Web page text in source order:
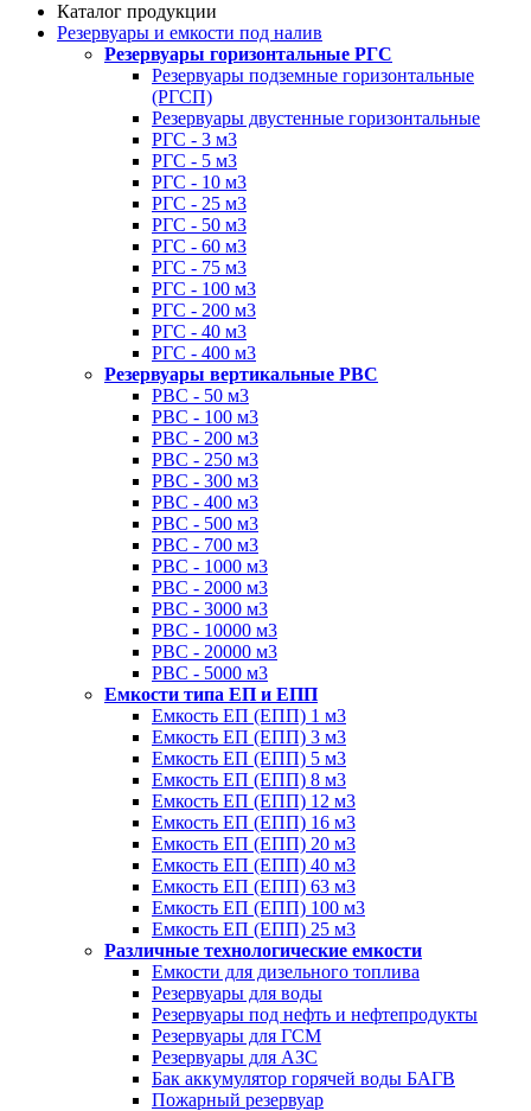
Каталог продукции
Резервуары и емкости под налив
Резервуары горизонтальные РГС
Резервуары подземные горизонтальные
(РГСП)
Резервуары двустенные горизонтальные
РГС - 3 м3
РГС - 5 м3
РГС - 10 м3
РГС - 25 м3
РГС - 50 м3
РГС - 60 м3
РГС - 75 м3
РГС - 100 м3
РГС - 200 м3
РГС - 40 м3
РГС - 400 м3
Резервуары вертикальные РВС
РВС - 50 м3
РВС - 100 м3
РВС - 200 м3
РВС - 250 м3
РВС - 300 м3
РВС - 400 м3
РВС - 500 м3
РВС - 700 м3
РВС - 1000 м3
РВС - 2000 м3
РВС - 3000 м3
РВС - 10000 м3
РВС - 20000 м3
РВС - 5000 м3
Емкости типа ЕП и ЕПП
Емкость ЕП (ЕПП) 1 м3
Емкость ЕП (ЕПП) 3 м3
Емкость ЕП (ЕПП) 5 м3
Емкость ЕП (ЕПП) 8 м3
Емкость ЕП (ЕПП) 12 м3
Емкость ЕП (ЕПП) 16 м3
Емкость ЕП (ЕПП) 20 м3
Емкость ЕП (ЕПП) 40 м3
Емкость ЕП (ЕПП) 63 м3
Емкость ЕП (ЕПП) 100 м3
Емкость ЕП (ЕПП) 25 м3
Различные технологические емкости
Емкости для дизельного топлива
Резервуары для воды
Резервуары под нефть и нефтепродукты
Резервуары для ГСМ
Резервуары для АЗС
Бак аккумулятор горячей воды БАГВ
Пожарный резервуар